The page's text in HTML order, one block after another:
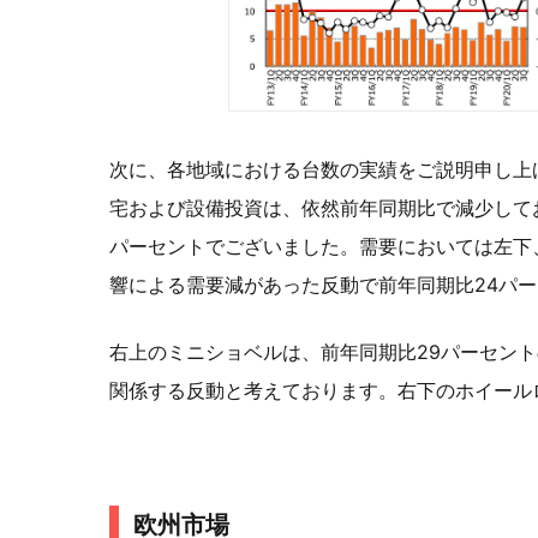
次に、各地域における台数の実績をご説明申し
宅および設備投資は、依然前年同期比で減少し
パーセントでございました。需要においては左
響による需要減があった反動で前年同期比24パ
右上のミニショベルは、前年同期比29パーセン
関係する反動と考えております。右下のホイー
欧州市場